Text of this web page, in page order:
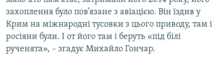
захоплення було пов’язане з авіацією. Він їздив у
Крим на міжнародні тусовки з цього приводу, там і
росіяни були. І от його там і беруть «під білі
рученята», – згадує Михайло Гончар.